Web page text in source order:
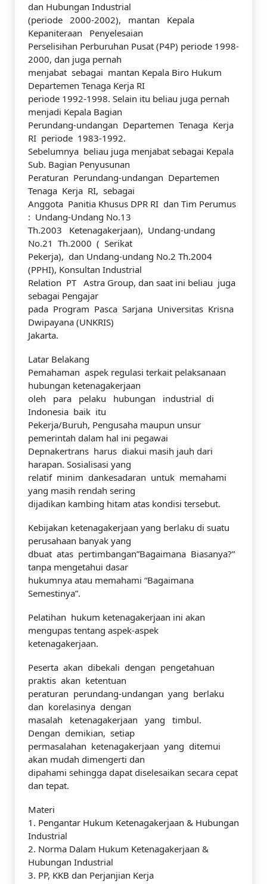
dan Hubungan Industrial
(periode 2000-2002), mantan Kepala
Kepaniteraan Penyelesaian
Perselisihan Perburuhan Pusat (P4P) periode 1998-
2000, dan juga pernah
menjabat sebagai mantan Kepala Biro Hukum
Departemen Tenaga Kerja RI
periode 1992-1998. Selain itu beliau juga pernah
menjadi Kepala Bagian
Perundang-undangan Departemen Tenaga Kerja
RI periode 1983-1992.
Sebelumnya beliau juga menjabat sebagai Kepala
Sub. Bagian Penyusunan
Peraturan Perundang-undangan Departemen
Tenaga Kerja RI, sebagai
Anggota Panitia Khusus DPR RI dan Tim Perumus
: Undang-Undang No.13
Th.2003 Ketenagakerjaan), Undang-undang
No.21 Th.2000 ( Serikat
Pekerja), dan Undang-undang No.2 Th.2004
(PPHI), Konsultan Industrial
Relation PT Astra Group, dan saat ini beliau juga
sebagai Pengajar
pada Program Pasca Sarjana Universitas Krisna
Dwipayana (UNKRIS)
Jakarta.
Latar Belakang
Pemahaman aspek regulasi terkait pelaksanaan
hubungan ketenagakerjaan
oleh para pelaku hubungan industrial di
Indonesia baik itu
Pekerja/Buruh, Pengusaha maupun unsur
pemerintah dalam hal ini pegawai
Depnakertrans harus diakui masih jauh dari
harapan. Sosialisasi yang
relatif minim dankesadaran untuk memahami
yang masih rendah sering
dijadikan kambing hitam atas kondisi tersebut.
Kebijakan ketenagakerjaan yang berlaku di suatu
perusahaan banyak yang
dbuat atas pertimbangan”Bagaimana Biasanya?”
tanpa mengetahui dasar
hukumnya atau memahami “Bagaimana
Semestinya”.
Pelatihan hukum ketenagakerjaan ini akan
mengupas tentang aspek-aspek
ketenagakerjaan.
Peserta akan dibekali dengan pengetahuan
praktis akan ketentuan
peraturan perundang-undangan yang berlaku
dan korelasinya dengan
masalah ketenagakerjaan yang timbul.
Dengan demikian, setiap
permasalahan ketenagakerjaan yang ditemui
akan mudah dimengerti dan
dipahami sehingga dapat diselesaikan secara cepat
dan tepat.
Materi
1. Pengantar Hukum Ketenagakerjaan & Hubungan
Industrial
2. Norma Dalam Hukum Ketenagakerjaan &
Hubungan Industrial
3. PP, KKB dan Perjanjian Kerja